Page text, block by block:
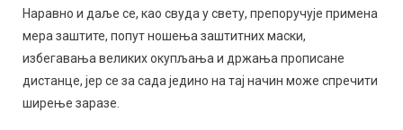
Наравно и даље се, као свуда у свету, препоручује примена
мера заштите, попут ношења заштитних маски,
избегавања великих окупљања и држања прописане
дистанце, јер се за сада једино на тај начин може спречити
ширење заразе.